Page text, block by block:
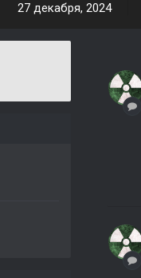
27 декабря, 2024